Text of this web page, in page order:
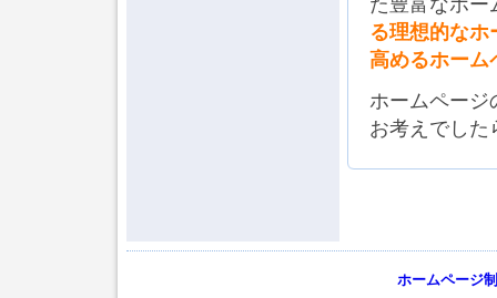
た豊富なホー
る理想的な
高めるホーム
ホームページ
お考えでした
ホームページ